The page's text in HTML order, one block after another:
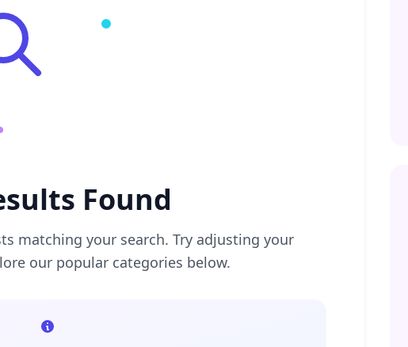
Found
matching your search. Try adjusting your
our popular categories below.